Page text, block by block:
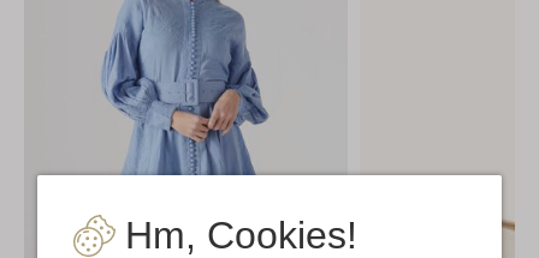
Hm, Cookies!